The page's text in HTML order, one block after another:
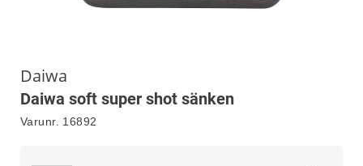
Daiwa
Daiwa soft super shot sänken
Varunr. 16892